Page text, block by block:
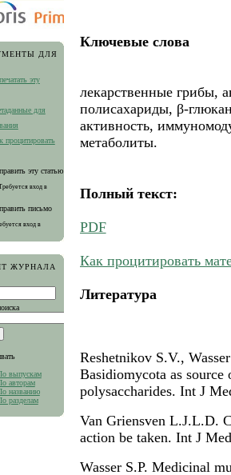
ДЛЯ
эту
для
процитировать
эту статью
вход в
письмо
вход в
ЖУРНАЛА
выпускам
авторам
названию
разделам
Ключевые слова
лекарственные грибы,
полисахариды, β-
активность,
метаболиты.
Полный текст:
PDF
Как процитировать
Литература
Reshetnikov S.V.,
Basidiomycota as
polysaccharides. Int J
Van Griensven L.J.L.D.
action be taken. Int J
Wasser S.P. Medicinal